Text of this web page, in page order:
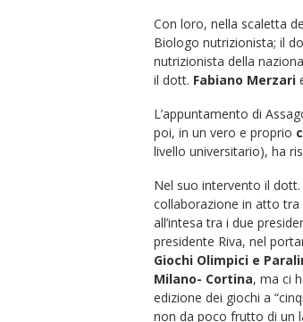
Con loro, nella scaletta
Biologo nutrizionista; il
nutrizionista della
il dott. Fabiano Merzari
L’appuntamento di
poi, in un vero e proprio
livello universitario), ha
Nel suo intervento il dott.
collaborazione in atto tra
all’intesa tra i due
presidente Riva, nel
Giochi Olimpici e
Milano- Cortina, ma ci
edizione dei giochi a
non da poco frutto di un